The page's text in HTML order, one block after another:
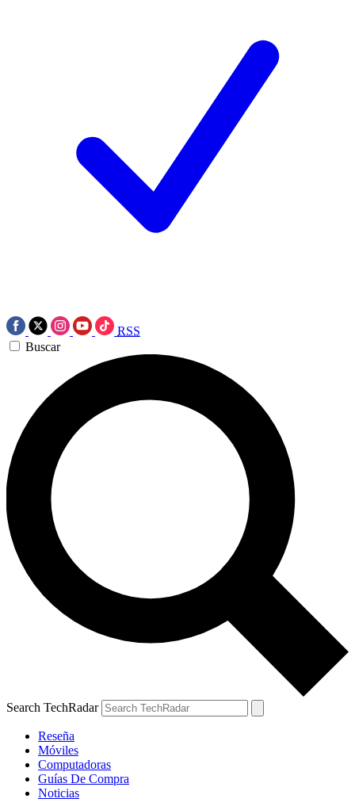
RSS
Buscar
Search TechRadar
Reseña
Móviles
Computadoras
Guías De Compra
Noticias